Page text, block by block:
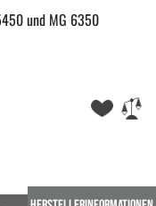
und MG 6350